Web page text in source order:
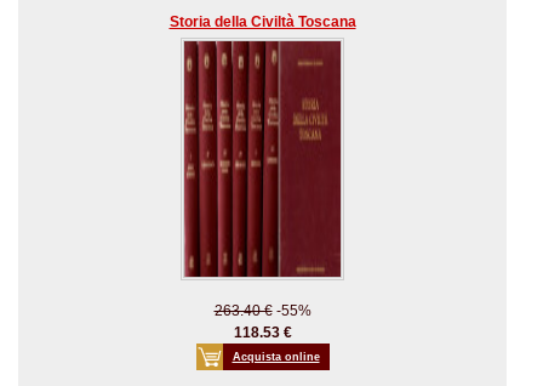
Storia della Civiltà Toscana
263.40 €-55%
118.53 €
Acquista online